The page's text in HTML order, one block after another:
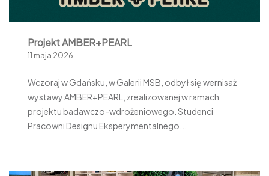
Projekt AMBER+PEARL
11 maja 2026
Wczoraj w Gdańsku, w Galerii MSB, odbył się wernisaż
wystawy AMBER+PEARL, zrealizowanej w ramach
projektu badawczo-wdrożeniowego. Studenci
Pracowni Designu Eksperymentalnego...